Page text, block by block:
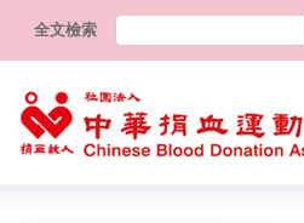
全文檢索